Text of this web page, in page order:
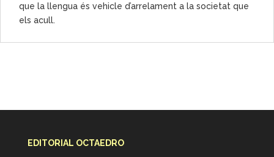
que la llengua és vehicle d’arrelament a la societat que
els acull.
EDITORIAL OCTAEDRO